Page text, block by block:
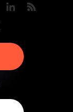
PinterestLinkedIn